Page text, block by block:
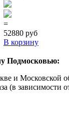
=
52880 руб
В корзину
Подмосковью:
и Московской
(в зависимости